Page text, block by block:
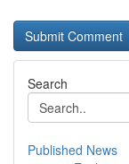
Search
Published News